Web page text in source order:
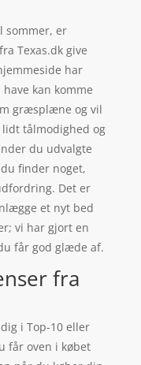
sommer, er
Texas.dk give
har
kan komme
græsplæne og vil
tålmodighed og
du udvalgte
finder noget,
Det er
et nyt bed
vi har gjort en
får god glæde af.
fra
i Top-10 eller
får oven i købet